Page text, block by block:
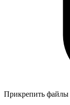
Прикрепить файлы